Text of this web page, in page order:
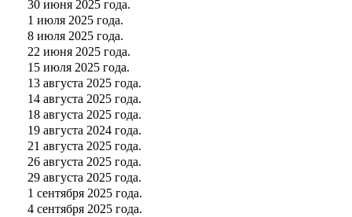
30 июня 2025 года.
1 июля 2025 года.
8 июля 2025 года.
22 июня 2025 года.
15 июля 2025 года.
13 августа 2025 года.
14 августа 2025 года.
18 августа 2025 года.
19 августа 2024 года.
21 августа 2025 года.
26 августа 2025 года.
29 августа 2025 года.
1 сентября 2025 года.
4 сентября 2025 года.